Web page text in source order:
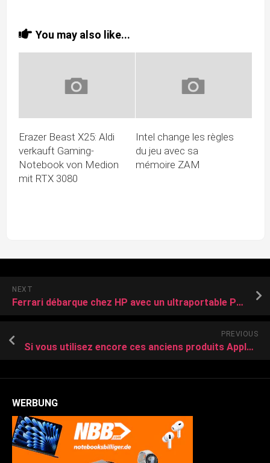
You may also like...
Erazer Beast X25: Aldi
verkauft Gaming-
Notebook von Medion
mit RTX 3080
Intel change les règles
du jeu avec sa
mémoire ZAM
NEXT
Ferrari débarque chez HP avec un ultraportable Panther Lake en édition limitée
PREVIOUS
Si vous utilisez encore ces anciens produits Apple, il est temps d’acheter un modèle plus récent
WERBUNG